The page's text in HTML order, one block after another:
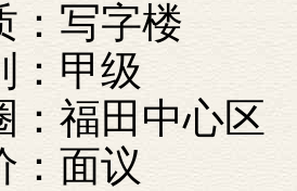
：写字楼
：甲级
：福田中心区
：面议